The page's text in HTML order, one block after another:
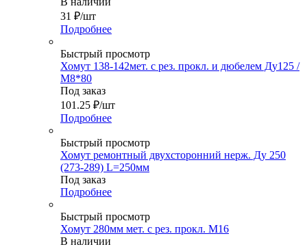
31 ₽/шт
Подробнее
Быстрый просмотр
Хомут 138-142мет. с рез. прокл. и дюбелем Ду125 /
М8*80
Под заказ
101.25 ₽/шт
Подробнее
Быстрый просмотр
Хомут ремонтный двухсторонний нерж. Ду 250
(273-289) L=250мм
Под заказ
Подробнее
Быстрый просмотр
Хомут 280мм мет. с рез. прокл. М16
В наличии